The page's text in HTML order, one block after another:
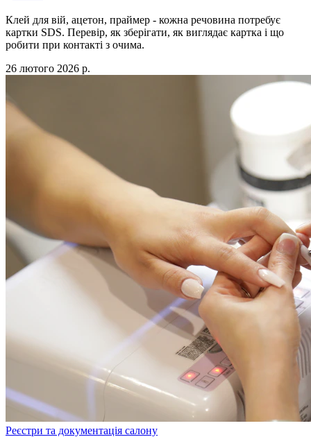
Клей для вій, ацетон, праймер - кожна речовина потребує
картки SDS. Перевір, як зберігати, як виглядає картка і що
робити при контакті з очима.
26 лютого 2026 р.
Реєстри та документація салону